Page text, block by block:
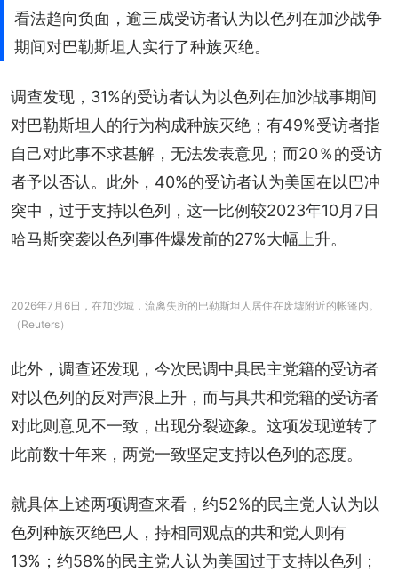
看法趋向负面，逾三成受访者认为以色列在加沙战争
期间对巴勒斯坦人实行了种族灭绝。
调查发现，31%的受访者认为以色列在加沙战事期间
对巴勒斯坦人的行为构成种族灭绝；有49%受访者指
自己对此事不求甚解，无法发表意见；而20％的受访
者予以否认。此外，40%的受访者认为美国在以巴冲
突中，过于支持以色列，这一比例较2023年10月7日
哈马斯突袭以色列事件爆发前的27%大幅上升。
2026年7月6日，在加沙城，流离失所的巴勒斯坦人居住在废墟附近的帐篷内。
（Reuters）
此外，调查还发现，今次民调中具民主党籍的受访者
对以色列的反对声浪上升，而与具共和党籍的受访者
对此则意见不一致，出现分裂迹象。这项发现逆转了
此前数十年来，两党一致坚定支持以色列的态度。
就具体上述两项调查来看，约52%的民主党人认为以
色列种族灭绝巴人，持相同观点的共和党人则有
13%；约58%的民主党人认为美国过于支持以色列；